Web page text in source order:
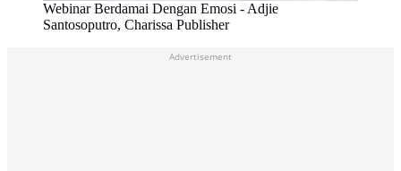
Webinar Berdamai Dengan Emosi - Adjie
Santosoputro, Charissa Publisher
Advertisement